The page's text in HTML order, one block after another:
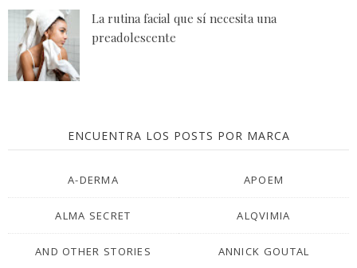
La rutina facial que sí necesita una
preadolescente
ENCUENTRA LOS POSTS POR MARCA
A-DERMA APOEM
ALMA SECRET ALQVIMIA
AND OTHER STORIES ANNICK GOUTAL